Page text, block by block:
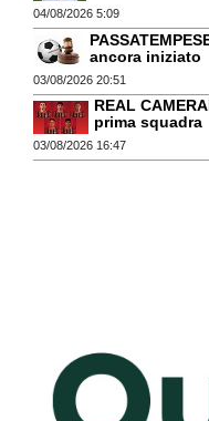
04/08/2026 5:09
ancora iniziato
03/08/2026 20:51
REAL
prima squadra
03/08/2026 16:47